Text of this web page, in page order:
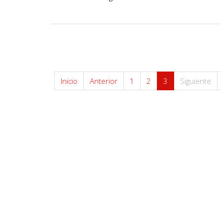
Inicio Anterior 1 2 3 Siguiente